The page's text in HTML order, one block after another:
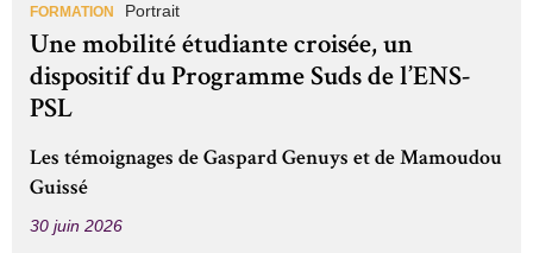
FORMATION Portrait
Une mobilité étudiante croisée, un
dispositif du Programme Suds de l’ENS-
PSL
Les témoignages de Gaspard Genuys et de Mamoudou
Guissé
30 juin 2026